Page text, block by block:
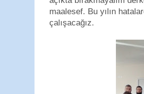
maalesef. Bu yılın
çalışacağız.